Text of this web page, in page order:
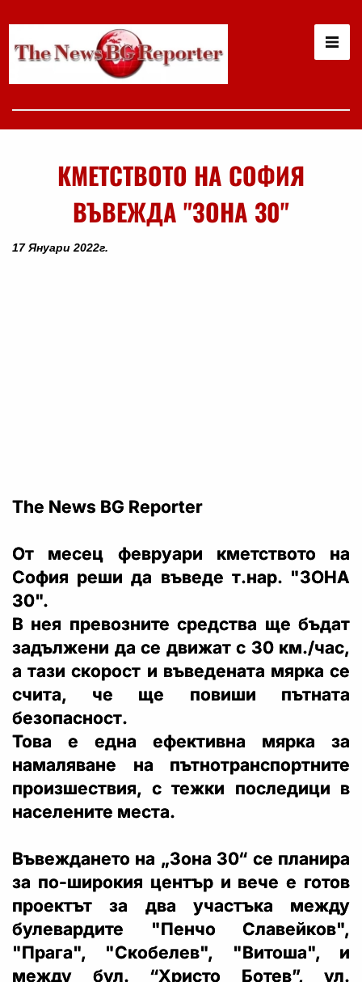
КМЕТСТВОТО НА СОФИЯ
ВЪВЕЖДА "ЗОНА 30"
17 Януари 2022г.
The News BG Reporter
От месец февруари кметството на
София реши да въведе т.нар. "ЗОНА
30".
В нея превозните средства ще бъдат
задължени да се движат с 30 км./час,
а тази скорост и въведената мярка се
счита, че ще повиши пътната
безопасност.
Това е една ефективна мярка за
намаляване на пътнотранспортните
произшествия, с тежки последици в
населените места.
Въвеждането на „Зона 30“ се планира
за по-широкия център и вече е готов
проектът за два участъка между
булевардите "Пенчо Славейков",
"Прага", "Скобелев", "Витоша", и
между бул. “Христо Ботев”, ул.